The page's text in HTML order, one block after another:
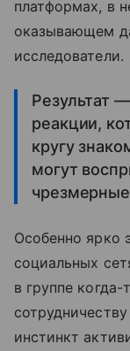
платформах, в
оказывающем
исследователи.
Результат
реакции,
кругу
могут
Особенно ярко
социальных
в группе
инстинкт